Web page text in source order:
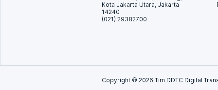
Kota Jakarta Utara, Jakarta
14240
(021) 29382700
Copyright © 2026 Tim DDTC Digital